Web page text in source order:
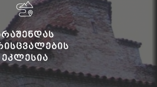
ᲔᲙᲚᲔᲡᲘᲐ